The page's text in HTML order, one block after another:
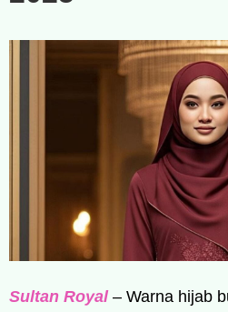
Sultan Royal– Warna hijab